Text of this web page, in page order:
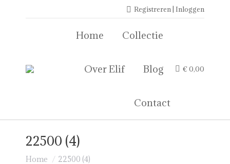
Registreren | Inloggen
Home Collectie
Over Elif Blog
Contact
€0,00
22500 (4)
Je bent hier:
Home 22500 (4)